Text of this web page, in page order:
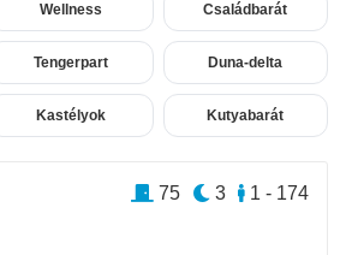
Wellness Családbarát
Tengerpart Duna-delta
Kastélyok Kutyabarát
1 - 174
3
75